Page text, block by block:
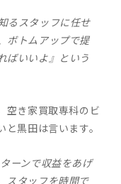
るスタッフに任せ
ボトムアップで提
ばいいよ』という
空き家買取専科のビ
黒田は言います。
ーンで収益をあげ
スタッフを時間で